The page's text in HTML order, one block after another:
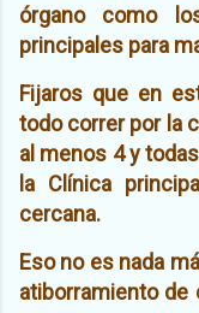
órgano como
principales para
Fijaros que en
todo correr por la
al menos 4 y
la Clínica
cercana.
Eso no es nada
atiborramiento de